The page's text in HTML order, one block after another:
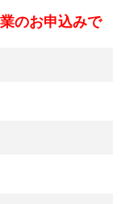
のお申込みで